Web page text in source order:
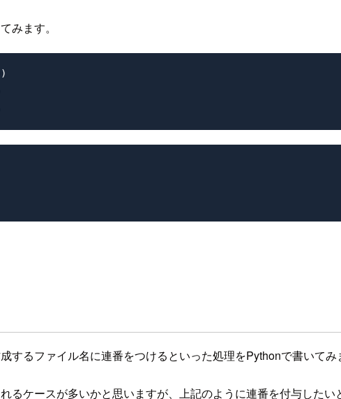
みます。
するファイル名に連番をつけるといった処理をPythonで書いてみ
るケースが多いかと思いますが、上記のように連番を付与した